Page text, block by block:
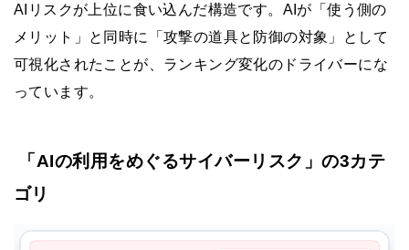
AIリスクが上位に食い込んだ構造です。AIが「使う側の
メリット」と同時に「攻撃の道具と防御の対象」として
可視化されたことが、ランキング変化のドライバーにな
っています。
「AIの利用をめぐるサイバーリスク」の3カテ
ゴリ